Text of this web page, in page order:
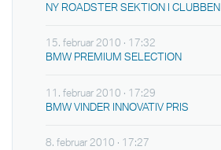
NY ROADSTER SEKTION I CLUBBEN
15. februar 2010 · 17:32
BMW PREMIUM SELECTION
11. februar 2010 · 17:29
BMW VINDER INNOVATIV PRIS
8. februar 2010 · 17:27